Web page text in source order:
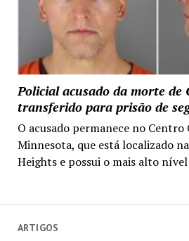
Policial acusado da morte de
transferido para prisão de
O acusado permanece no
Minnesota, que está localizado
Heights e possui o mais alto nível
ARTIGOS